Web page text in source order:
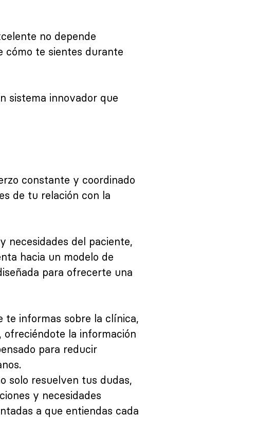
no depende
cómo te sientes durante
sistema innovador que
constante y coordinado
de tu relación con la
necesidades del paciente,
hacia un modelo de
para ofrecerte una
te informas sobre la clínica,
la información
para reducir
solo resuelven tus dudas,
y necesidades
a que entiendas cada